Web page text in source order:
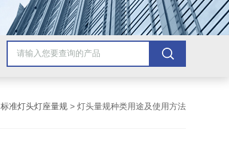
标准灯头灯座量规 > 灯头量规种类用途及使用方法